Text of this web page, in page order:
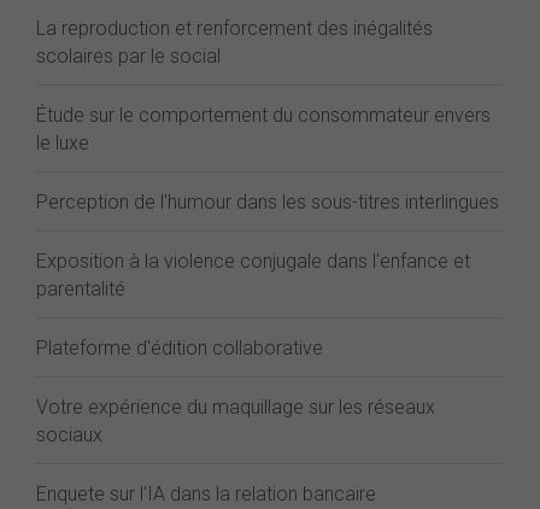
La reproduction et renforcement des inégalités
scolaires par le social
Étude sur le comportement du consommateur envers
le luxe
Perception de l'humour dans les sous-titres interlingues
Exposition à la violence conjugale dans l'enfance et
parentalité
Plateforme d'édition collaborative
Votre expérience du maquillage sur les réseaux
sociaux
Enquete sur l'IA dans la relation bancaire